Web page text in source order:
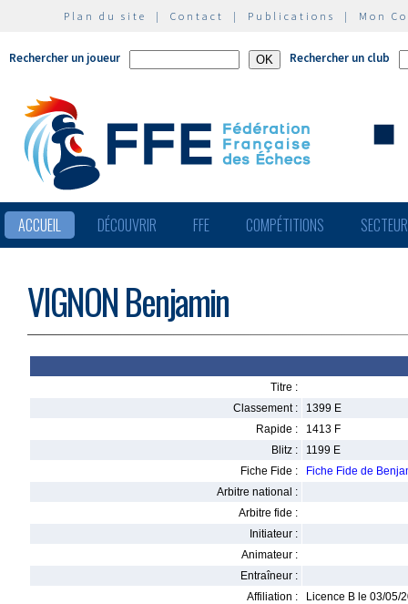
Plan du site | Contact | Publications | Mon
Rechercher un joueur Rechercher un club
ACCUEIL DÉCOUVRIR FFE COMPÉTITIONS
VIGNON Benjamin
Titre :
Classement :
1399 E
Rapide :
1413 F
Blitz :
1199 E
Fiche Fide :
Fiche Fide de
Arbitre national :
Arbitre fide :
Initiateur :
Animateur :
Entraîneur :
Affiliation :
Licence B le 03/05/